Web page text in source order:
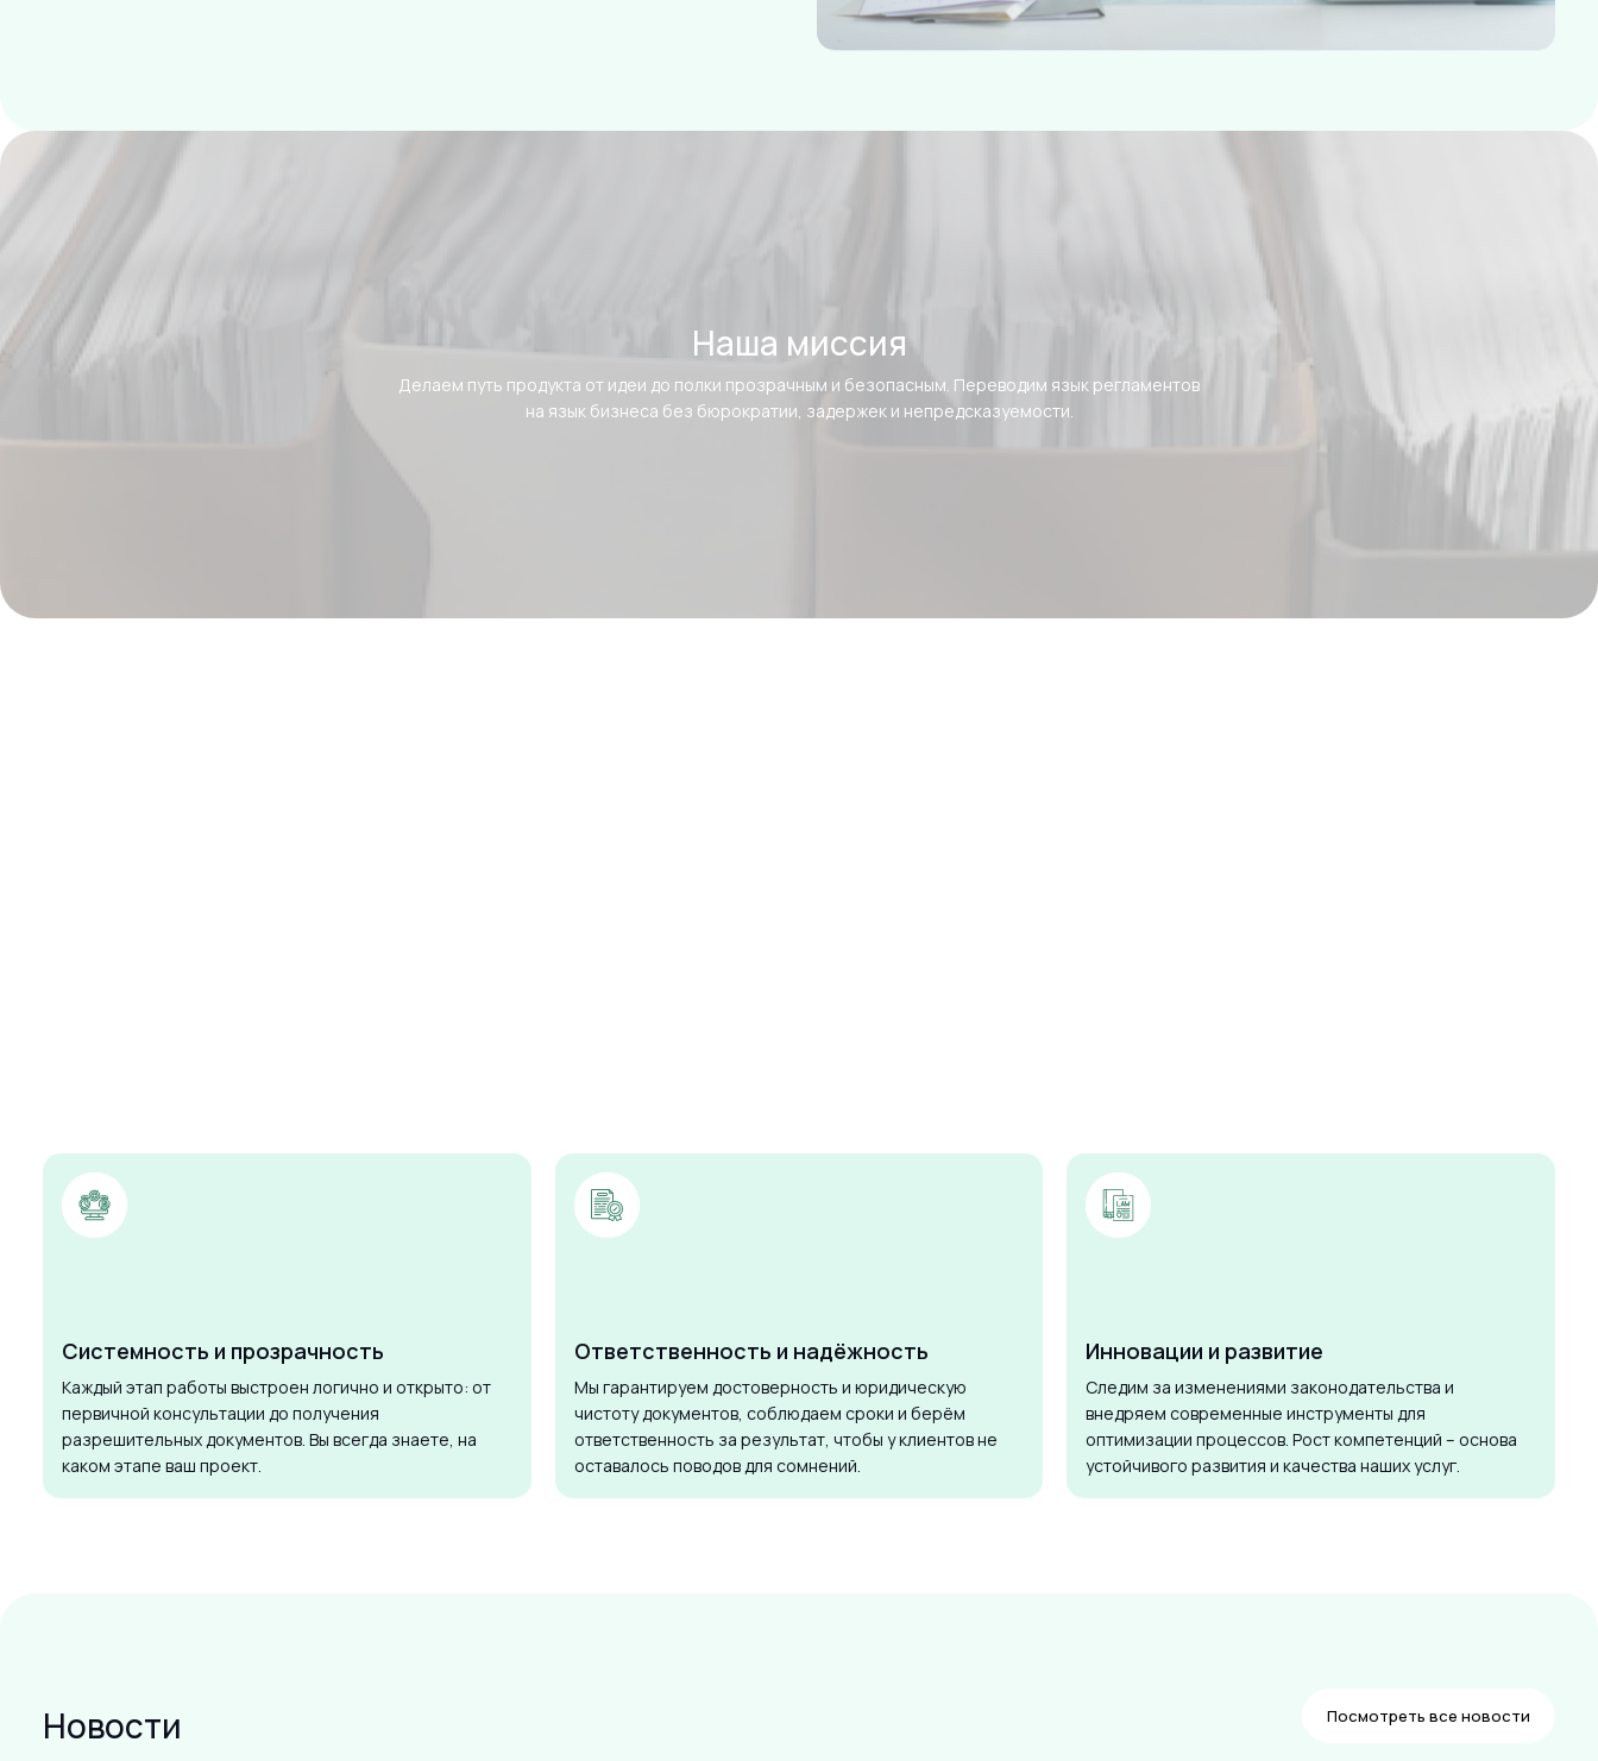
Наша миссия
Делаем путь продукта от идеи до полки прозрачным и безопасным. Переводим язык регламентов
на язык бизнеса без бюрократии, задержек и непредсказуемости.
Системность и прозрачность
Каждый этап работы выстроен логично и открыто: от
первичной консультации до получения
разрешительных документов. Вы всегда знаете, на
каком этапе ваш проект.
Ответственность и надёжность
Мы гарантируем достоверность и юридическую
чистоту документов, соблюдаем сроки и берём
ответственность за результат, чтобы у клиентов не
оставалось поводов для сомнений.
Инновации и развитие
Следим за изменениями законодательства и
внедряем современные инструменты для
оптимизации процессов. Рост компетенций – основа
устойчивого развития и качества наших услуг.
Новости Посмотреть все новости